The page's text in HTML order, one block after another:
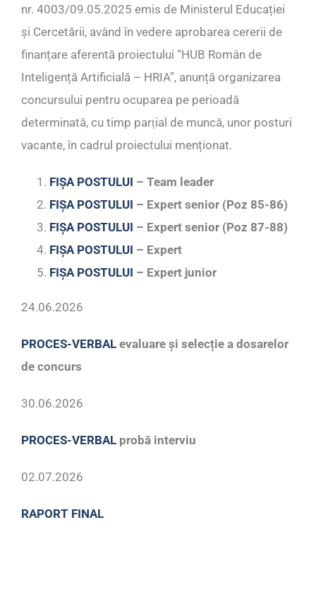
nr. 4003/09.05.2025 emis de Ministerul Educației
și Cercetării, având în vedere aprobarea cererii de
finanțare aferentă proiectului “HUB Român de
Inteligență Artificială – HRIA”, anunță organizarea
concursului pentru ocuparea pe perioadă
determinată, cu timp parṭial de muncă, unor posturi
vacante, în cadrul proiectului menționat.
FIȘA POSTULUI – Team leader
FIȘA POSTULUI – Expert senior (Poz 85-86)
FIȘA POSTULUI – Expert senior (Poz 87-88)
FIȘA POSTULUI – Expert
FIȘA POSTULUI – Expert junior
24.06.2026
PROCES-VERBAL evaluare și selecție a dosarelor
de concurs
30.06.2026
PROCES-VERBAL probă interviu
02.07.2026
RAPORT FINAL